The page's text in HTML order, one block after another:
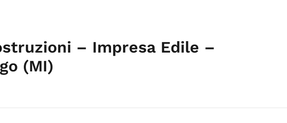
– Impresa Edile –
(MI)